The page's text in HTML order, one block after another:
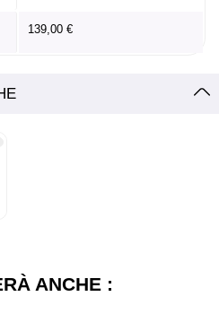
139,00 €
ANCHE :